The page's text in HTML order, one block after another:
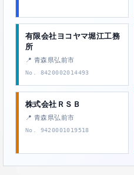
有限会社ヨコヤマ堀江工務
所
📍 青森県弘前市
No. 8420002014493
株式会社ＲＳＢ
📍 青森県弘前市
No. 9420001019518